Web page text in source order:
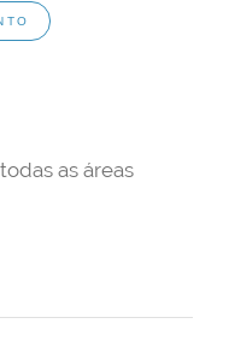
as áreas